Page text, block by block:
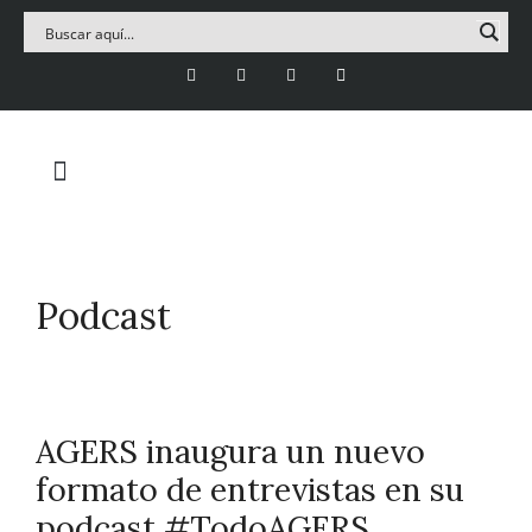
Podcast
AGERS inaugura un nuevo
formato de entrevistas en su